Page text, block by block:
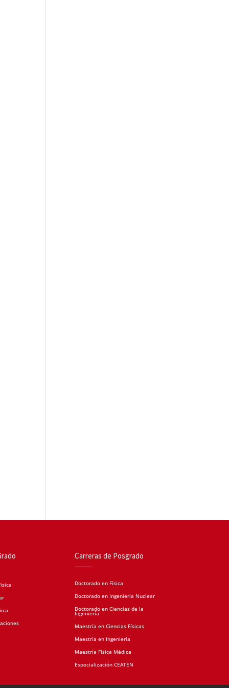
Carreras de Posgrado
Doctorado en Física
Doctorado en Ingeniería Nuclear
Doctorado en Ciencias de la
Ingeniería
Maestría en Ciencias Físicas
Maestría en Ingeniería
Maestría Física Médica
Especialización CEATEN